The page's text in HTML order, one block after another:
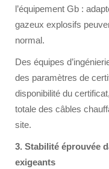
l’équipement Gb :
gazeux explosifs
normal.
Des équipes
des paramètres de
disponibilité du
totale des câbles
site.
3. Stabilité éprouvée
exigeants